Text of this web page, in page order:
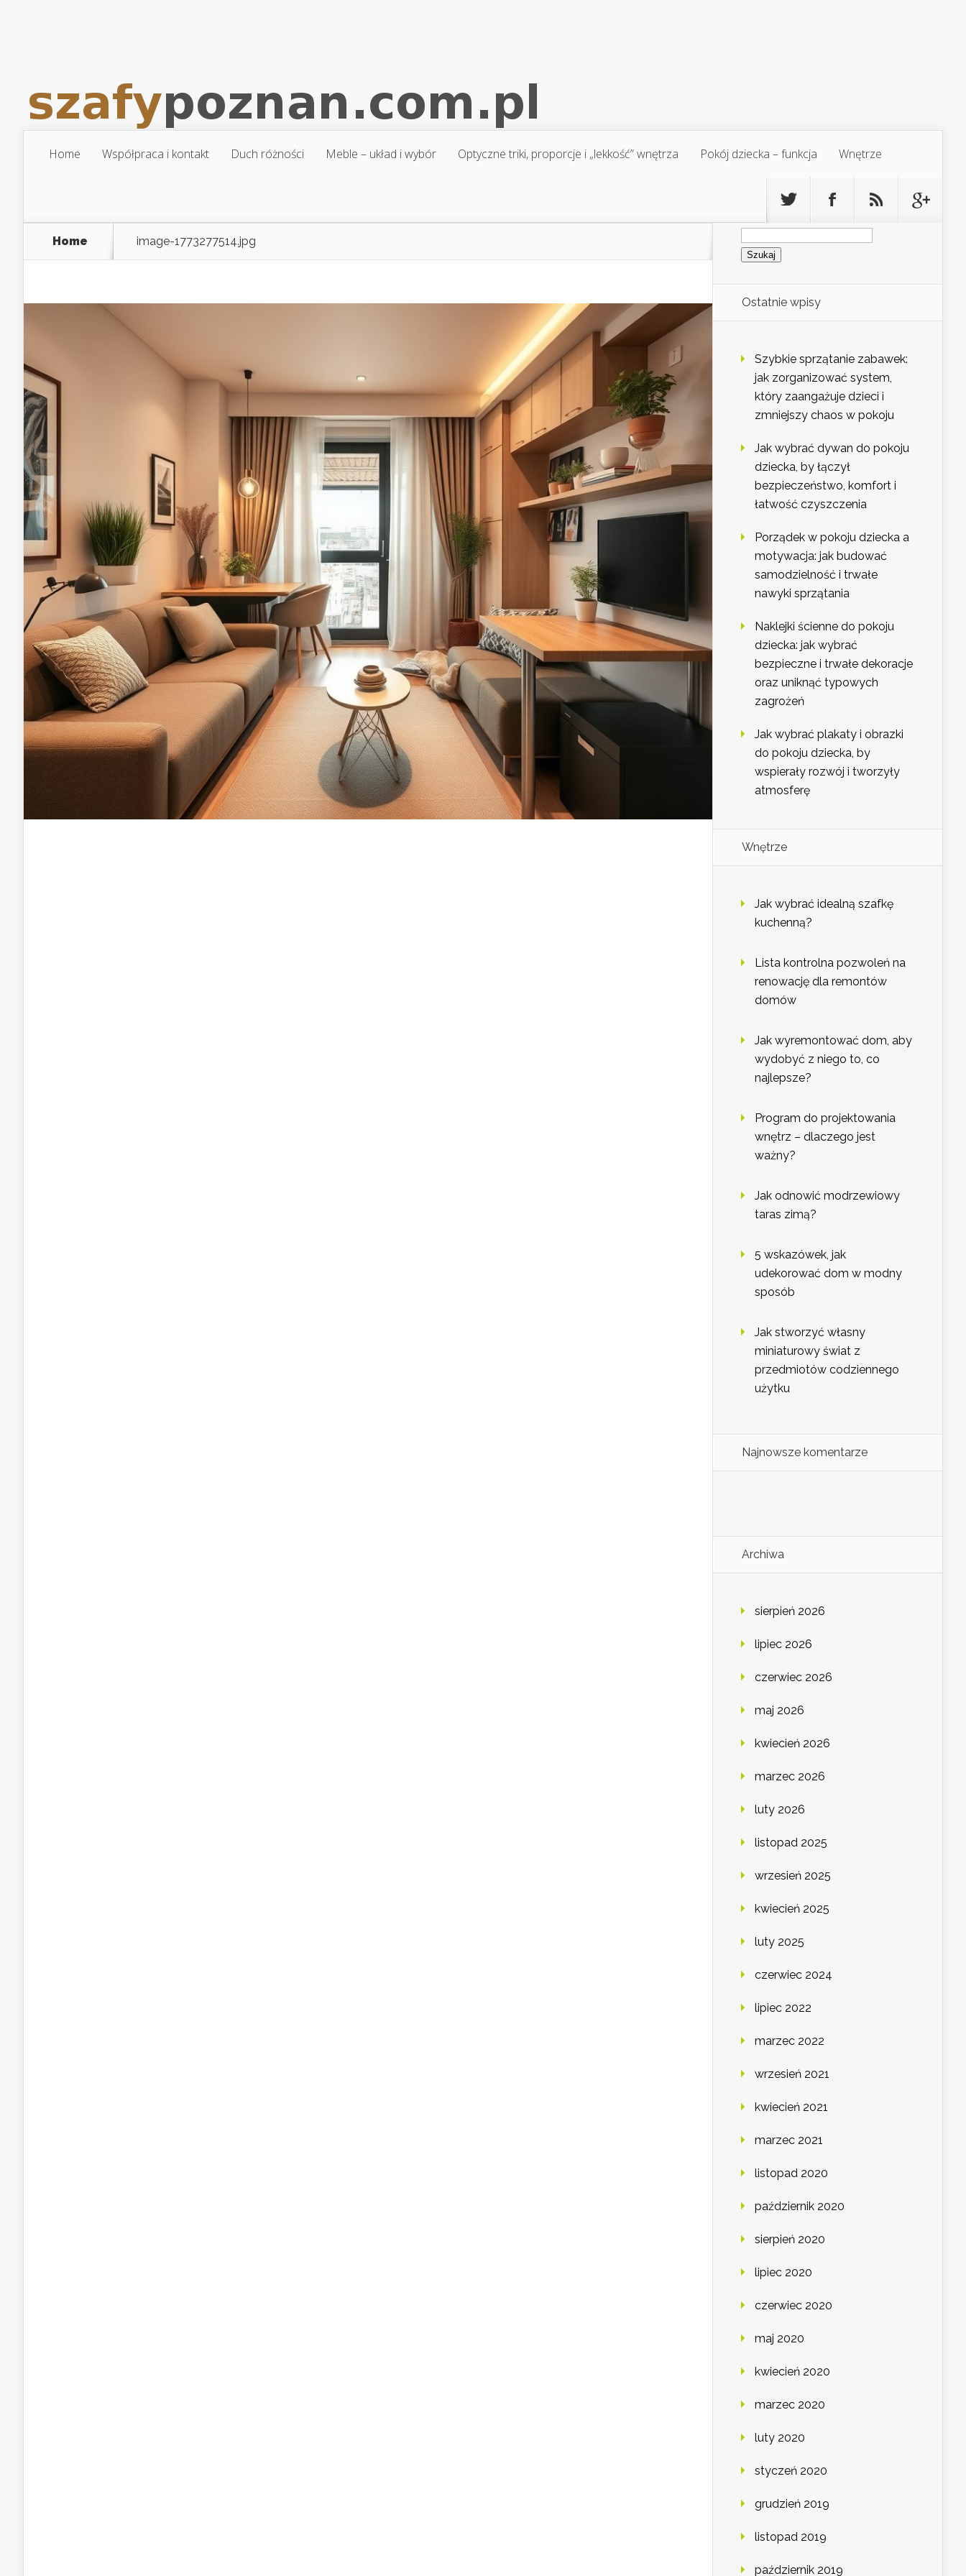
Home Współpraca i kontakt Duch różności Meble – układ i wybór Optyczne triki, proporcje i „lekkość” wnętrza Pokój dziecka – funkcja Wnętrze
Home image-1773277514.jpg
Szukaj:
Ostatnie wpisy
Szybkie sprzątanie zabawek:
jak zorganizować system,
który zaangażuje dzieci i
zmniejszy chaos w pokoju
Jak wybrać dywan do pokoju
dziecka, by łączył
bezpieczeństwo, komfort i
łatwość czyszczenia
Porządek w pokoju dziecka a
motywacja: jak budować
samodzielność i trwałe
nawyki sprzątania
Naklejki ścienne do pokoju
dziecka: jak wybrać
bezpieczne i trwałe dekoracje
oraz uniknąć typowych
zagrożeń
Jak wybrać plakaty i obrazki
do pokoju dziecka, by
wspierały rozwój i tworzyły
atmosferę
Wnętrze
Jak wybrać idealną szafkę
kuchenną?
Lista kontrolna pozwoleń na
renowację dla remontów
domów
Jak wyremontować dom, aby
wydobyć z niego to, co
najlepsze?
Program do projektowania
wnętrz – dlaczego jest
ważny?
Jak odnowić modrzewiowy
taras zimą?
5 wskazówek, jak
udekorować dom w modny
sposób
Jak stworzyć własny
miniaturowy świat z
przedmiotów codziennego
użytku
Najnowsze komentarze
Archiwa
sierpień 2026
lipiec 2026
czerwiec 2026
maj 2026
kwiecień 2026
marzec 2026
luty 2026
listopad 2025
wrzesień 2025
kwiecień 2025
luty 2025
czerwiec 2024
lipiec 2022
marzec 2022
wrzesień 2021
kwiecień 2021
marzec 2021
listopad 2020
październik 2020
sierpień 2020
lipiec 2020
czerwiec 2020
maj 2020
kwiecień 2020
marzec 2020
luty 2020
styczeń 2020
grudzień 2019
listopad 2019
październik 2019